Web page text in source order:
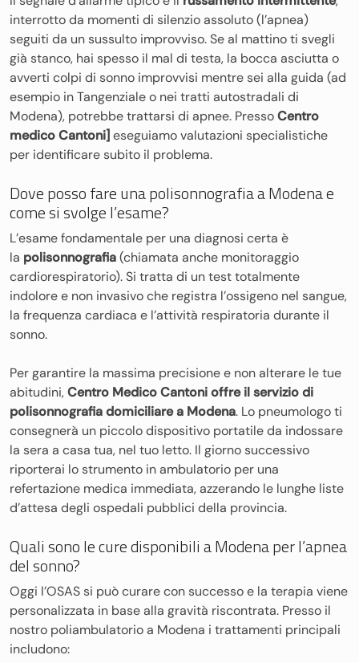
interrotto da momenti di silenzio assoluto (l’apnea)
seguiti da un sussulto improvviso. Se al mattino ti svegli
già stanco, hai spesso il mal di testa, la bocca asciutta o
avverti colpi di sonno improvvisi mentre sei alla guida (ad
esempio in Tangenziale o nei tratti autostradali di
Modena), potrebbe trattarsi di apnee. PressoCentro
medico Cantoni] eseguiamo valutazioni specialistiche
per identificare subito il problema.
Dove posso fare una polisonnografia a Modena e
come si svolge l’esame?
L’esame fondamentale per una diagnosi certa è
la polisonnografia(chiamata anche monitoraggio
cardiorespiratorio). Si tratta di un test totalmente
indolore e non invasivo che registra l’ossigeno nel sangue,
la frequenza cardiaca e l’attività respiratoria durante il
sonno.
Per garantire la massima precisione e non alterare le tue
abitudini,Centro Medico Cantoni offre il servizio di
polisonnografia domiciliare a Modena. Lo pneumologo ti
consegnerà un piccolo dispositivo portatile da indossare
la sera a casa tua, nel tuo letto. Il giorno successivo
riporterai lo strumento in ambulatorio per una
refertazione medica immediata, azzerando le lunghe liste
d’attesa degli ospedali pubblici della provincia.
Quali sono le cure disponibili a Modena per l’apnea
del sonno?
Oggi l’OSAS si può curare con successo e la terapia viene
personalizzata in base alla gravità riscontrata. Presso il
nostro poliambulatorio a Modena i trattamenti principali
includono: